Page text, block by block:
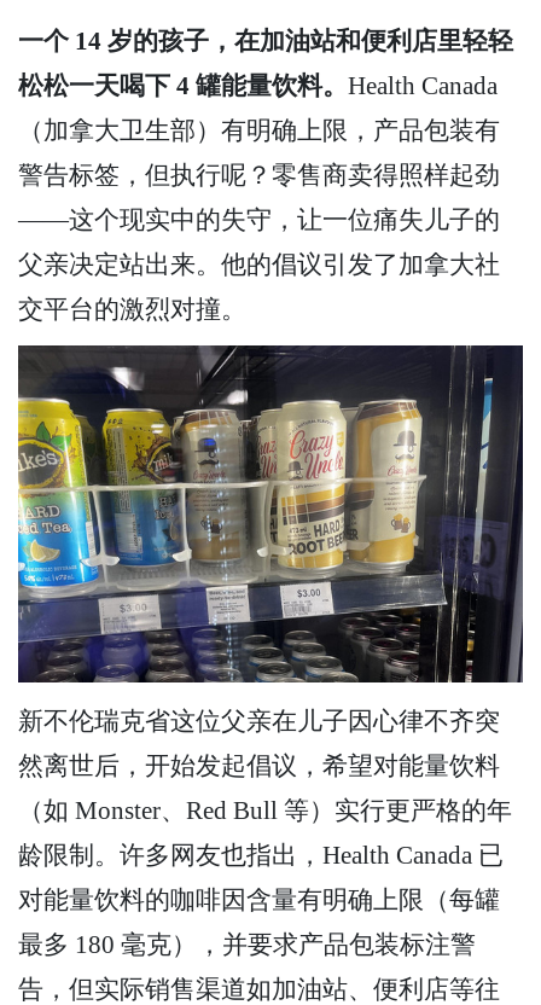
一个 14 岁的孩子，在加油站和便利店里轻轻
松松一天喝下 4 罐能量饮料。 Health Canada
（加拿大卫生部）有明确上限，产品包装有
警告标签，但执行呢？零售商卖得照样起劲
——这个现实中的失守，让一位痛失儿子的
父亲决定站出来。他的倡议引发了加拿大社
交平台的激烈对撞。
新不伦瑞克省这位父亲在儿子因心律不齐突
然离世后，开始发起倡议，希望对能量饮料
（如 Monster、Red Bull 等）实行更严格的年
龄限制。许多网友也指出，Health Canada 已
对能量饮料的咖啡因含量有明确上限（每罐
最多 180 毫克），并要求产品包装标注警
告，但实际销售渠道如加油站、便利店等往